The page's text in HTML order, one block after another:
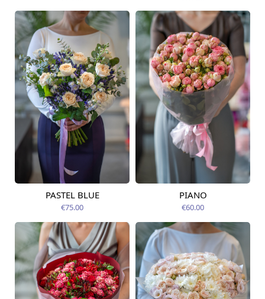
Pieejams šodien
PASTEL BLUE
€75.00
Pieejams šodien
PIANO
€60.00